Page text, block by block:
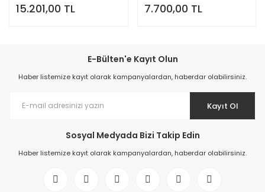
15.201,00 TL 7.700,00 TL
E-Bülten'e Kayıt Olun
Haber listemize kayıt olarak kampanyalardan, haberdar olabilirsiniz.
Kayıt Ol
Sosyal Medyada Bizi Takip Edin
Haber listemize kayıt olarak kampanyalardan, haberdar olabilirsiniz.